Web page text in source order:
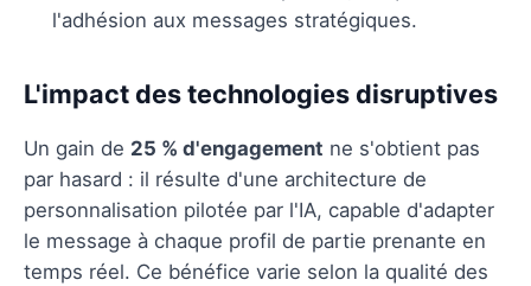
l'adhésion aux messages stratégiques.
L'impact des technologies disruptives
Un gain de 25 % d'engagement ne s'obtient pas
par hasard : il résulte d'une architecture de
personnalisation pilotée par l'IA, capable d'adapter
le message à chaque profil de partie prenante en
temps réel. Ce bénéfice varie selon la qualité des